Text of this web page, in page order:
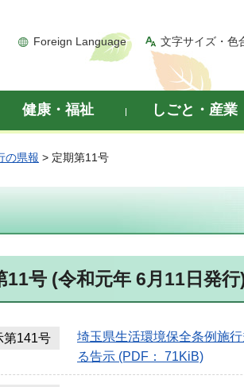
Foreign Language 文字サイズ・色
健康・福祉 しごと・産業
の県報 > 定期第11号
11号 (令和元年 6月11日発行
第141号
埼玉県生活環境保全条例施
る告示 (PDF： 71KiB)